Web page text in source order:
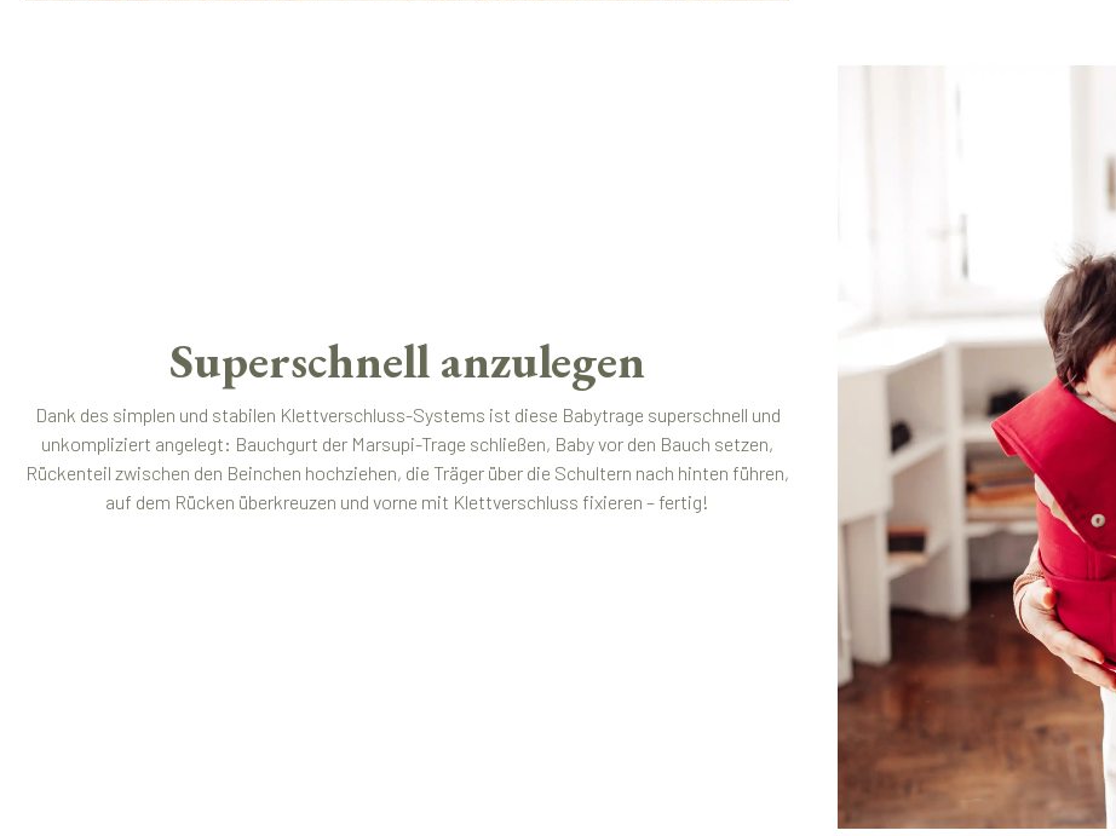
Superschnell anzulegen
Dank des simplen und stabilen Klettverschluss-Systems ist diese Babytrage superschnell und
unkompliziert angelegt: Bauchgurt der Marsupi-Trage schließen, Baby vor den Bauch setzen,
Rückenteil zwischen den Beinchen hochziehen, die Träger über die Schultern nach hinten führen,
auf dem Rücken überkreuzen und vorne mit Klettverschluss fixieren – fertig!